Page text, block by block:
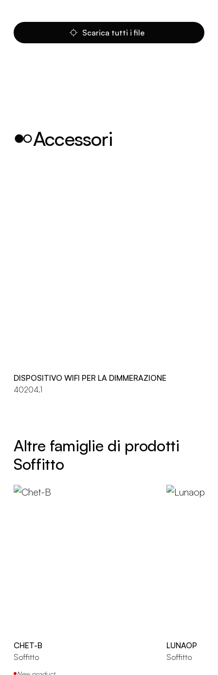
Scarica tutti i file
Accessori
DISPOSITIVO WIFI PER LA DIMMERAZIONE
40204.1
Altre famiglie di prodotti
Soffitto
CHET-B
Soffitto
LUNAOP
Soffitto